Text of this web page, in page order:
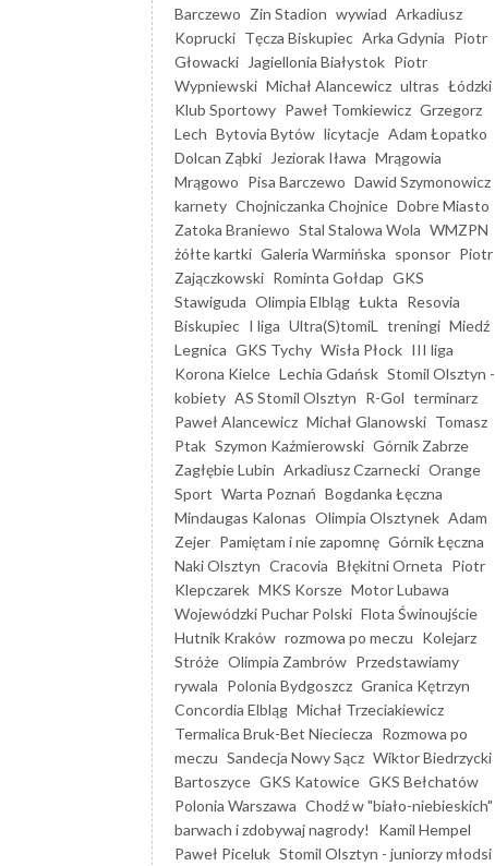
Barczewo Zin Stadion wywiad Arkadiusz
Koprucki Tęcza Biskupiec Arka Gdynia Piotr
Głowacki
Jagiellonia Białystok Piotr
Wypniewski Michał Alancewicz ultras Łódzki
Klub Sportowy Paweł Tomkiewicz Grzegorz
Lech Bytovia Bytów licytacje Adam Łopatko
Dolcan Ząbki
Jeziorak Iława Mrągowia
Mrągowo Pisa Barczewo Dawid Szymonowicz
karnety Chojniczanka Chojnice Dobre Miasto
Zatoka Braniewo Stal Stalowa Wola WMZPN
żółte kartki Galeria Warmińska sponsor Piotr
Zajączkowski Rominta Gołdap GKS
Stawiguda Olimpia Elbląg Łukta Resovia
Biskupiec I liga Ultra(S)tomiL treningi Miedź
Legnica GKS Tychy Wisła Płock III liga
Korona Kielce Lechia Gdańsk Stomil Olsztyn -
kobiety AS Stomil Olsztyn R-Gol terminarz
Paweł Alancewicz Michał Glanowski Tomasz
Ptak Szymon Kaźmierowski Górnik Zabrze
Zagłębie Lubin Arkadiusz Czarnecki Orange
Sport Warta Poznań Bogdanka Łęczna
Mindaugas Kalonas Olimpia Olsztynek Adam
Zejer Pamiętam i nie zapomnę Górnik Łęczna
Naki Olsztyn Cracovia Błękitni Orneta Piotr
Klepczarek MKS Korsze Motor Lubawa
Wojewódzki Puchar Polski Flota Świnoujście
Hutnik Kraków rozmowa po meczu Kolejarz
Stróże Olimpia Zambrów Przedstawiamy
rywala Polonia Bydgoszcz Granica Kętrzyn
Concordia Elbląg Michał Trzeciakiewicz
Termalica Bruk-Bet Nieciecza Rozmowa po
meczu Sandecja Nowy Sącz Wiktor Biedrzycki
Bartoszyce GKS Katowice GKS Bełchatów
Polonia Warszawa Chodź w "biało-niebieskich"
barwach i zdobywaj nagrody!
Kamil Hempel
Paweł Piceluk Stomil Olsztyn - juniorzy młodsi